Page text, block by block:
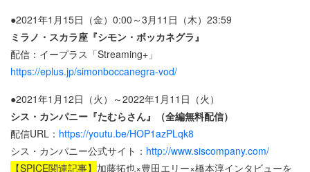
●2021年1月15日（金）0:00～3月11日（木）23:59
ミラノ・スカラ座『シモン・ボッカネグラ』
配信：イープラス「Streaming+」
https://eplus.jp/simonboccanegra-vod/
●2021年1月12日（火）～2022年1月11日（火）
シス・カンパニー『たむらさん』（全編無料配信）
配信URL： https://youtu.be/HOP1azPLqk8
シス・カンパニー公式サイト： http://www.siscompany.com/
【SPICE関連記事】 加藤拓也×豊田エリー×橋本淳インタビューを